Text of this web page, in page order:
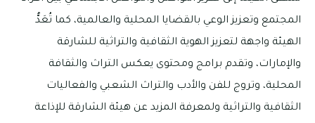
المجتمع وتعزيز الوعي بالقضايا المحلية والعالمية، كما تُعَدُّ
الهيئة واجهة لتعزيز الهوية الثقافية والتراثية للشارقة
والإمارات، وتقدم برامج ومحتوى يعكس التراث والثقافة
المحلية، وتروج للفن والأدب والتراث الشعبي والفعاليات
الثقافية والتراثية ولمعرفة المزيد عن هيئة الشارقة للإذاعة